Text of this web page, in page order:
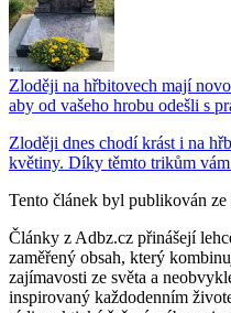
Zloději na hřbitovech mají
aby od vašeho hrobu odešli s
Zloději dnes chodí krást i na
květiny. Díky těmto trikům
Tento článek byl publikován ze
Články z Adbz.cz přinášejí
zaměřený obsah, který
zajímavosti ze světa a
inspirovaný každodenním